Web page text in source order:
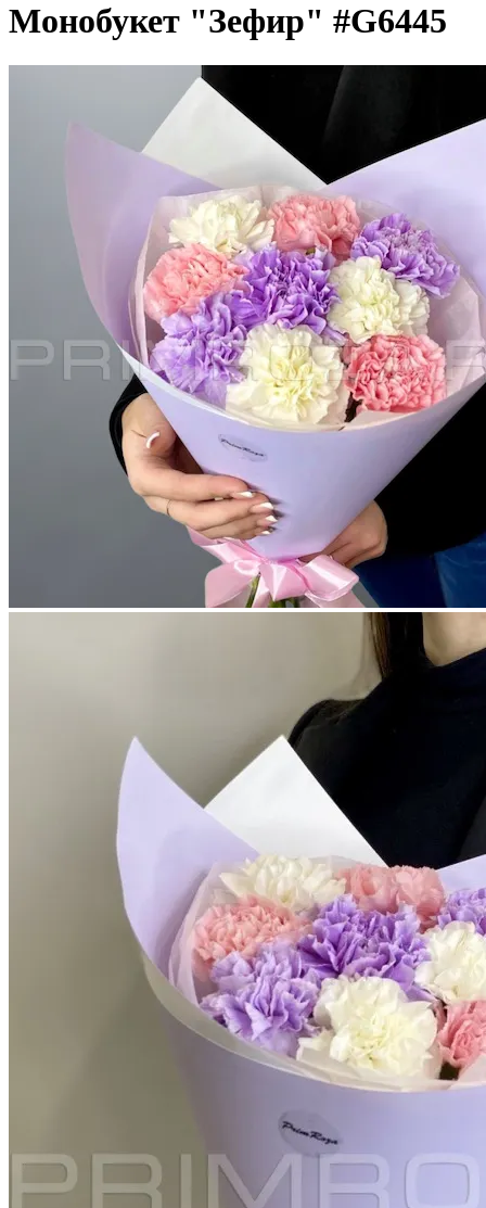
Монобукет "Зефир" #G6445